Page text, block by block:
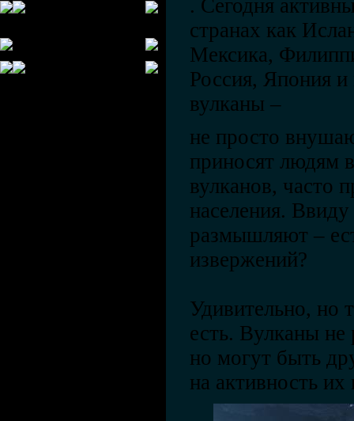
. Сегодня
странах как
Мексика,
Россия, Япония
вулканы –
не просто
приносят людям
вулканов, часто
населения.
размышляют –
извержений?
Удивительно, но
есть. Вулканы не
но могут быть
на активность